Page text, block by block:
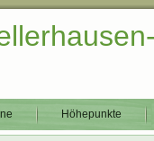
Höhepunkte